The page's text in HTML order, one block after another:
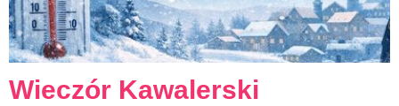
Wieczór Kawalerski